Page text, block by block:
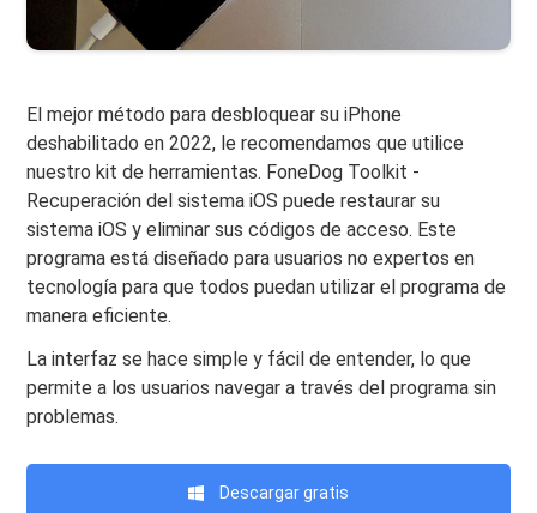
El mejor método para desbloquear su iPhone
deshabilitado en 2022, le recomendamos que utilice
nuestro kit de herramientas. FoneDog Toolkit -
Recuperación del sistema iOS puede restaurar su
sistema iOS y eliminar sus códigos de acceso. Este
programa está diseñado para usuarios no expertos en
tecnología para que todos puedan utilizar el programa de
manera eficiente.
La interfaz se hace simple y fácil de entender, lo que
permite a los usuarios navegar a través del programa sin
problemas.
Descargar gratis